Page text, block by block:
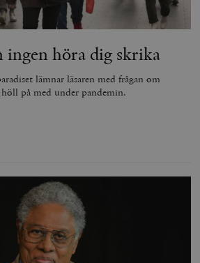
ingen höra dig skrika
lämnar läsaren med frågan om
på med under pandemin.